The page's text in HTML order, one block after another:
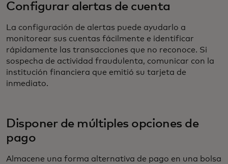
Configurar alertas de cuenta
La configuración de alertas puede ayudarlo a
monitorear sus cuentas fácilmente e identificar
rápidamente las transacciones que no reconoce. Si
sospecha de actividad fraudulenta, comunicar con la
institución financiera que emitió su tarjeta de
inmediato.
Disponer de múltiples opciones de
pago
Almacene una forma alternativa de pago en una bolsa